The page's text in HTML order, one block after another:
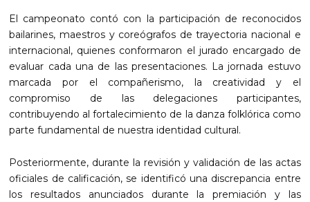
El campeonato contó con la participación de reconocidos
bailarines, maestros y coreógrafos de trayectoria nacional e
internacional, quienes conformaron el jurado encargado de
evaluar cada una de las presentaciones. La jornada estuvo
marcada por el compañerismo, la creatividad y el
compromiso de las delegaciones participantes,
contribuyendo al fortalecimiento de la danza folklórica como
parte fundamental de nuestra identidad cultural.
Posteriormente, durante la revisión y validación de las actas
oficiales de calificación, se identificó una discrepancia entre
los resultados anunciados durante la premiación y las